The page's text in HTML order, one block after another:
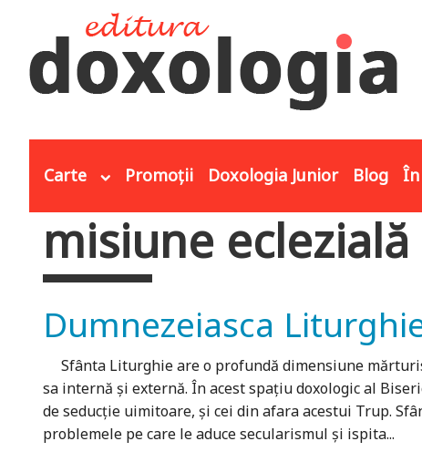
Carte Promoții Doxologia Junior Blog În
Eşti aici
misiune eclezială
Dumnezeiasca
Sfânta Liturghie are o profundă dimensiune
sa internă și externă. În acest spațiu doxologic al
de seducție uimitoare, și cei din afara acestui Trup.
problemele pe care le aduce secularismul și ispita...